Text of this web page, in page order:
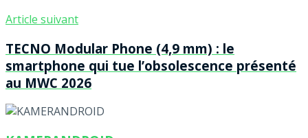
Article suivant
TECNO Modular Phone (4,9 mm) : le
smartphone qui tue l’obsolescence présenté
au MWC 2026